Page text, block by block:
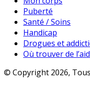
Puberté
Santé / Soins
Handicap
Drogues et
Où trouver de
© Copyright 2026,